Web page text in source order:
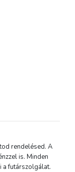
rendelésed. A
is. Minden
a futárszolgálat.